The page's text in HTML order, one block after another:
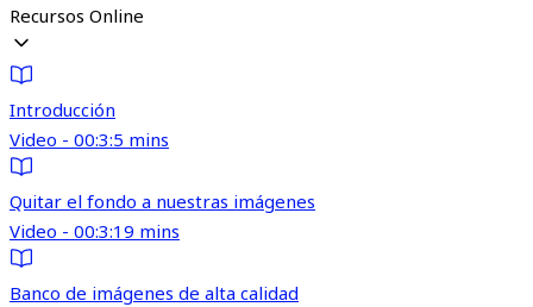
Recursos Online
Introducción
Video - 00:3:5 mins
Quitar el fondo a nuestras imágenes
Video - 00:3:19 mins
Banco de imágenes de alta calidad